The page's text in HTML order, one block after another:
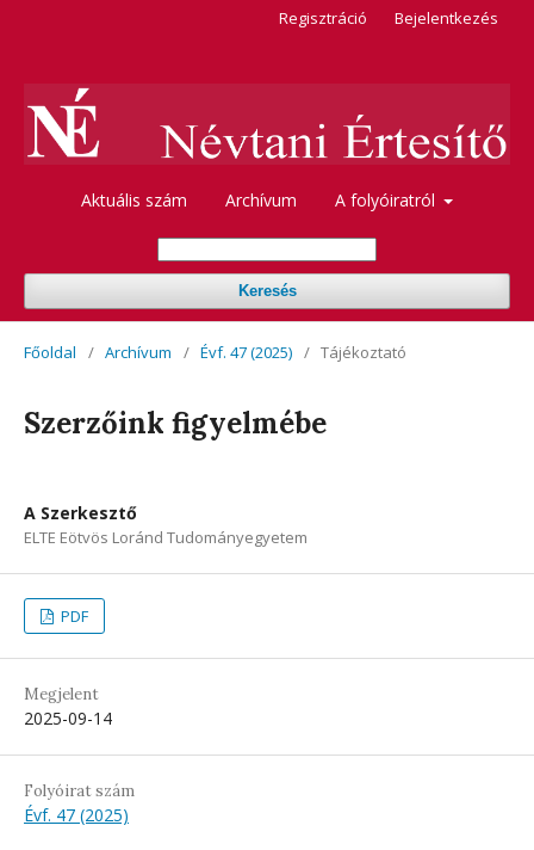
Aktuális szám Archívum A folyóiratról
Keresés
Regisztráció Bejelentkezés
Főoldal / Archívum / Évf. 47 (2025) / Tájékoztató
Szerzőink figyelmébe
A Szerkesztő
ELTE Eötvös Loránd Tudományegyetem
PDF
Megjelent
2025-09-14
Folyóirat szám
Évf. 47 (2025)